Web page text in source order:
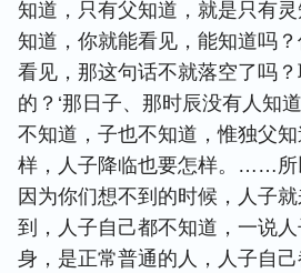
知道，只有父知道，就是只有
知道，你就能看见，能知道吗
看见，那这句话不就落空了吗
的？‘那日子、那时辰没有人知
不知道，子也不知道，惟独父
样，人子降临也要怎样。……所
因为你们想不到的时候，人子
到，人子自己都不知道，一说
身，是正常普通的人，人子自